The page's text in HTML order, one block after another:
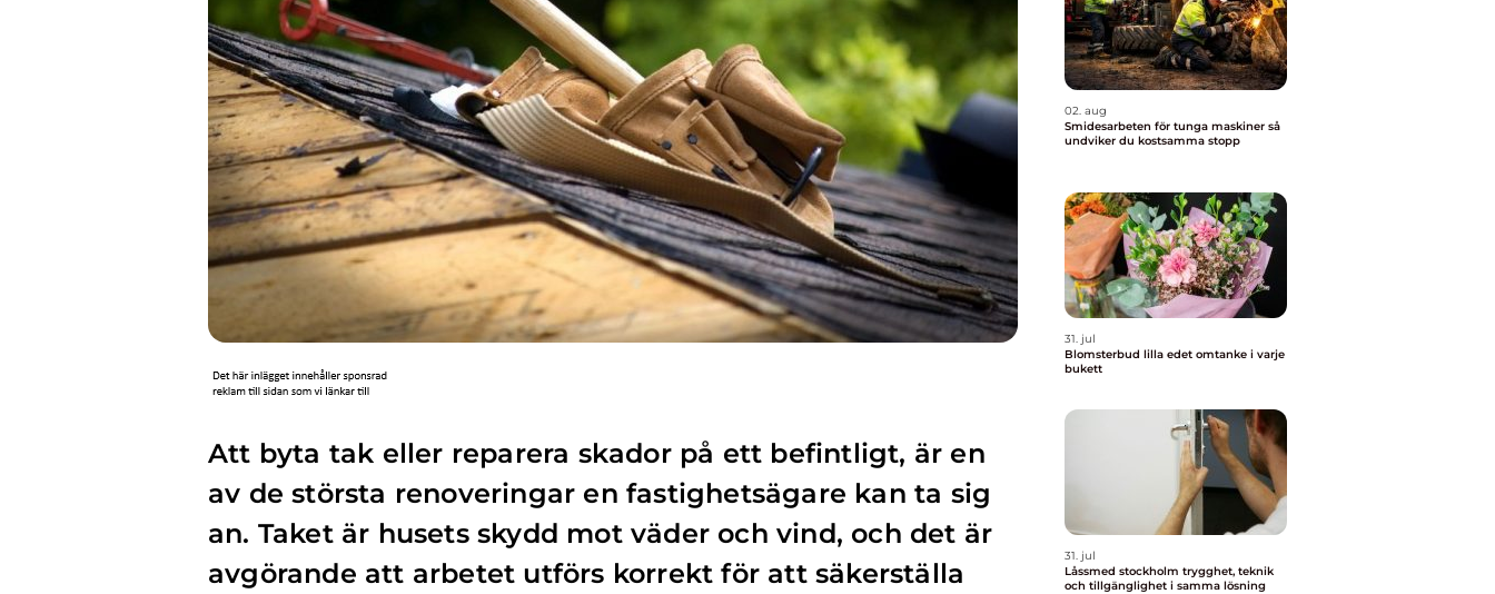
Att byta tak eller reparera skador på ett befintligt, är en
av de största renoveringar en fastighetsägare kan ta sig
an. Taket är husets skydd mot väder och vind, och det är
avgörande att arbetet utförs korrekt för att säkerställa
02. aug
Smidesarbeten för tunga maskiner så
undviker du kostsamma stopp
31. jul
Blomsterbud lilla edet omtanke i varje
bukett
31. jul
Låssmed stockholm trygghet, teknik
och tillgänglighet i samma lösning